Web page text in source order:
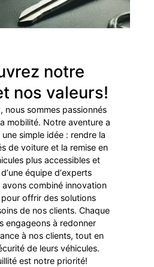
notre
nos valeurs!
nous sommes passionnés
mobilité. Notre aventure a
simple idée : rendre la
de voiture et la remise en
plus accessibles et
équipe dʼexperts
combiné innovation
offrir des solutions
de nos clients. Chaque
engageons à redonner
à nos clients, tout en
de leurs véhicules.
est notre priorité!